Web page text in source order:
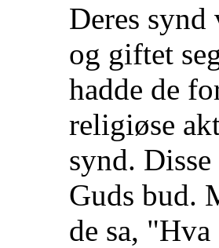
Deres synd
og giftet
hadde de
religiøse
synd.
Guds bud.
de sa,